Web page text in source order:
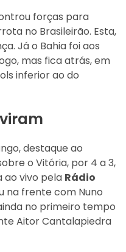
forças para
no Brasileirão. Esta,
Já o Bahia foi aos
mas fica atrás, em
inferior ao do
destaque ao
o Vitória, por 4 a 3,
ao vivo pela Rádio
na frente com Nuno
no primeiro tempo
Aitor Cantalapiedra